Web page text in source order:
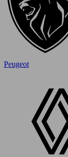
Peugeot